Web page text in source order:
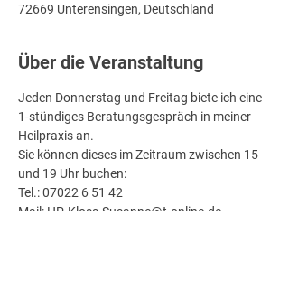
72669 Unterensingen, Deutschland
Über die Veranstaltung
Jeden Donnerstag und Freitag biete ich eine
1-stündiges Beratungsgespräch in meiner
Heilpraxis an.
Sie können dieses im Zeitraum zwischen 15
und 19 Uhr buchen:
Tel.: 07022 6 51 42
Mail: HP-Kloss-Susanne@t-online.de